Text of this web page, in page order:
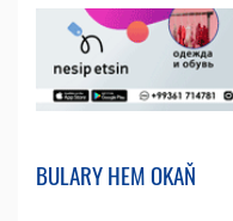
BULARY HEM OKAŇ